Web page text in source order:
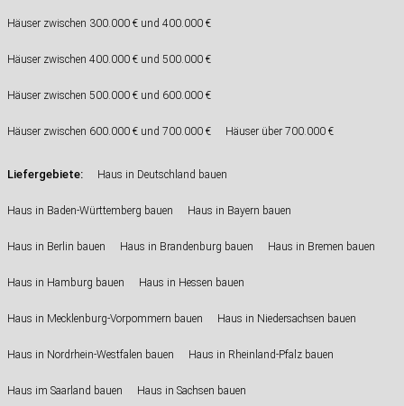
Häuser zwischen 300.000 € und 400.000 €
Häuser zwischen 400.000 € und 500.000 €
Häuser zwischen 500.000 € und 600.000 €
Häuser zwischen 600.000 € und 700.000 € Häuser über 700.000 €
Liefergebiete: Haus in Deutschland bauen
Haus in Baden-Württemberg bauen Haus in Bayern bauen
Haus in Berlin bauen Haus in Brandenburg bauen Haus in Bremen bauen
Haus in Hamburg bauen Haus in Hessen bauen
Haus in Mecklenburg-Vorpommern bauen Haus in Niedersachsen bauen
Haus in Nordrhein-Westfalen bauen Haus in Rheinland-Pfalz bauen
Haus im Saarland bauen Haus in Sachsen bauen